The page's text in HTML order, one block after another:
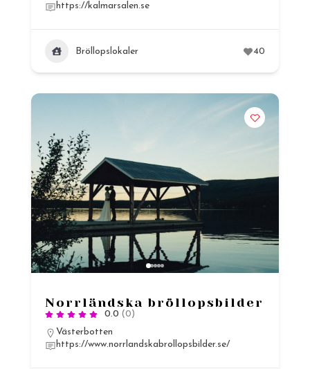
https://kalmarsalen.se
Bröllopslokaler 40
Norrländska bröllopsbilder
0.0 (0)
Västerbotten
https://www.norrlandskabrollopsbilder.se/